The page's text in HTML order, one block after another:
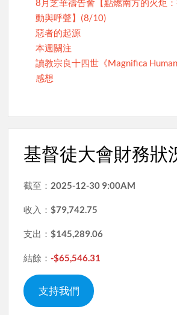
8月芝華禱告會【點燃南方的火炬
動與呼聲】(8/10)
惡者的起源
本週關注
讀教宗良十四世《Magnifica
感想
基督徒大會財務狀
截至： 2025-12-30 9:00AM
收入：$79,742.75
支出：$145,289.06
結餘：-$65,546.31
支持我們